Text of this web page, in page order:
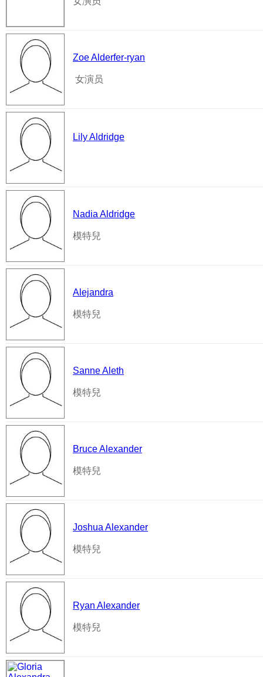
Zoe Alderfer-ryan
女演员
Lily Aldridge
Nadia Aldridge
模特兒
Alejandra
模特兒
Sanne Aleth
模特兒
Bruce Alexander
模特兒
Joshua Alexander
模特兒
Ryan Alexander
模特兒